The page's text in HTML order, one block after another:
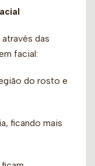
das
facial:
do rosto e
ficando mais